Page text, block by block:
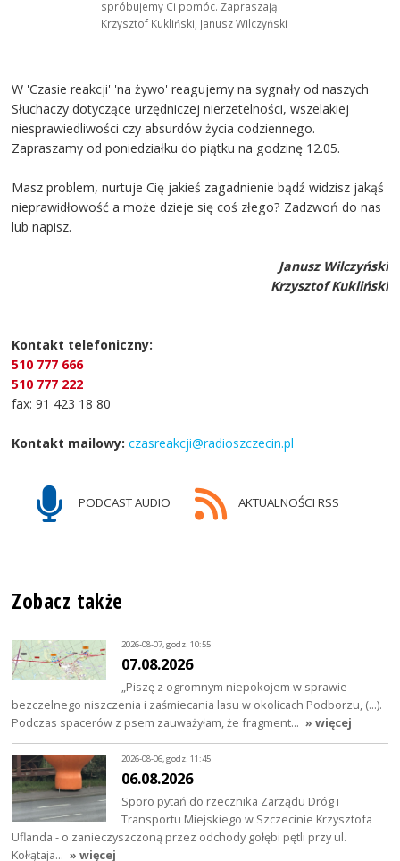
spróbujemy Ci pomóc. Zapraszają:
Krzysztof Kukliński, Janusz Wilczyński
W 'Czasie reakcji' 'na żywo' reagujemy na sygnały od naszych
Słuchaczy dotyczące urzędniczej nierzetelności, wszelakiej
niesprawiedliwości czy absurdów życia codziennego.
Zapraszamy od poniedziałku do piątku na godzinę 12.05.
Masz problem, nurtuje Cię jakieś zagadnienie bądź widzisz jakąś
nieprawidłowość a może dzieje się coś złego? Zadzwoń do nas
lub napisz.
Janusz Wilczyński
Krzysztof Kukliński
Kontakt telefoniczny:
510 777 666
510 777 222
fax: 91 423 18 80
Kontakt mailowy: czasreakcji@radioszczecin.pl
PODCAST AUDIO AKTUALNOŚCI RSS
Zobacz także
2026-08-07, godz. 10:55
07.08.2026
„Piszę z ogromnym niepokojem w sprawie
bezczelnego niszczenia i zaśmiecania lasu w okolicach Podborzu, (…).
Podczas spacerów z psem zauważyłam, że fragment… » więcej
2026-08-06, godz. 11:45
06.08.2026
Sporo pytań do rzecznika Zarządu Dróg i
Transportu Miejskiego w Szczecinie Krzysztofa
Uflanda - o zanieczyszczoną przez odchody gołębi pętli przy ul.
Kołłątaja… » więcej